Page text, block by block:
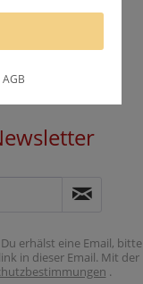
in der Farbe
erhälst eine Email, bitte
in dieser Email. Mit der
.
AGB